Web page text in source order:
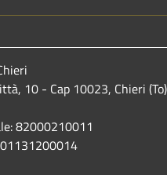
10 - Cap 10023, Chieri
82000210011